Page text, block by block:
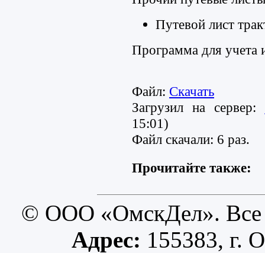
Путевой лист
Программа для учета
Файл: Скачать
Загрузил на сервер:
15:01)
Файл скачали: 6 раз.
Прочитайте также:
© ООО «ОмскДел». Все
Адрес: 155383, г.